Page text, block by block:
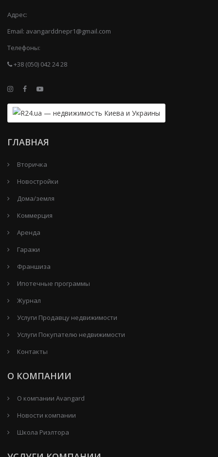
Адрес:
Email: avangarddnepr1@gmail.com
Телефоны:
+38 (050) 042 24 28
ГЛАВНАЯ
Вторичка
Новостройки
Дома/земля
Коммерция
Аренда
Гаражи
Франшиза
Ипотечные программы
Журнал
Услуги Продавцу недвижимости
Услуги Покупателю недвижимости
Контакты
О КОМПАНИИ
О компании Avangard
Новости компании
Школа Риэлтора